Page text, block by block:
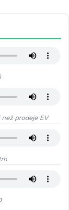
než prodeje EV